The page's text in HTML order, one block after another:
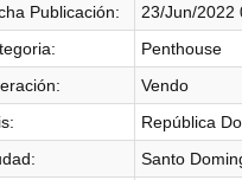
Publicación:
23/Jun/2022
Penthouse
Vendo
República
Santo